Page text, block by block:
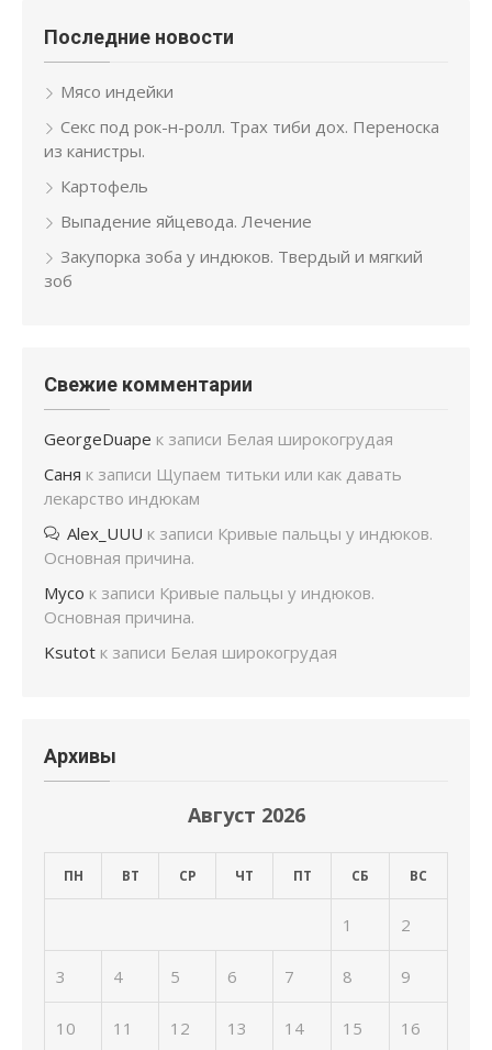
Последние новости
Мясо индейки
Секс под рок-н-ролл. Трах тиби дох. Переноска
из канистры.
Картофель
Выпадение яйцевода. Лечение
Закупорка зоба у индюков. Твердый и мягкий
зоб
Свежие комментарии
GeorgeDuape к записи Белая широкогрудая
Саня к записи Щупаем титьки или как давать
лекарство индюкам
Alex_UUU к записи Кривые пальцы у индюков.
Основная причина.
Мусо к записи Кривые пальцы у индюков.
Основная причина.
Ksutot к записи Белая широкогрудая
Архивы
Август 2026
ПН ВТ СР ЧТ ПТ СБ ВС
1 2
3 4 5 6 7 8 9
10 11 12 13 14 15 16